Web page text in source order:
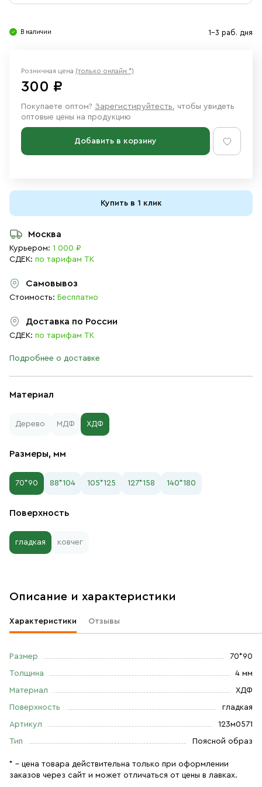
Свечи
Ювелирные изделия
В наличии 1-3 раб. дня
Материал
Дерево МДФ ХДФ
Размеры, мм
70*90 88*104 105*125 127*158 140*180
Поверхность
гладкая ковчег
Розничная цена (только онлайн *)
300 ₽
Покупаете оптом? Зарегистируйтесть, чтобы увидеть
оптовые цены на продукцию
Добавить в корзину
Купить в 1 клик
Москва
Курьером: 1 000 ₽
СДЕК: по тарифам ТК
Самовывоз
Стоимость: Бесплатно
Доставка по России
СДЕК: по тарифам ТК
Подробнее о доставке
Описание и характеристики
Характеристики Отзывы
Размер 70*90
Толщина 4 мм
Материал ХДФ
Поверхность гладкая
Артикул 123м0571
Тип Поясной образ
* – цена товара действительна только при оформлении
заказов через сайт и может отличаться от цены в лавках.